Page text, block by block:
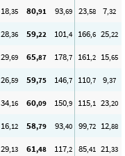
18,35 80,91 93,69 23,58 7,32
28,36 59,22 101,4 166,6 25,22
29,69 65,87 178,7 161,2 15,65
26,59 59,75 146,7 110,7 9,37
34,16 60,09 150,9 115,1 23,20
16,12 58,79 93,40 99,72 12,88
29,13 61,48 117,2 85,41 21,33